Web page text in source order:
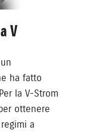
V
ha fatto
la V-Strom
ottenere
a